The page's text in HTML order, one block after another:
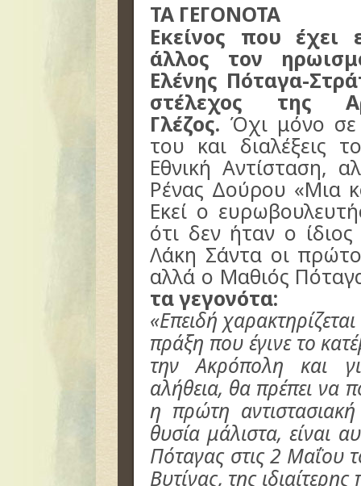
ΤΑ ΓΕΓΟΝΟΤΑ
Εκείνος που έχει
άλλος τον
Ελένης Πόταγα-
στέλεχος της
Γλέζος.Όχι μόνο σε
του και διαλέξεις
Εθνική Αντίσταση,
Ρένας Δούρου «Μια
Εκεί ο
ότι δεν ήταν ο
Λάκη Σάντα οι
αλλά ο Μαθιός
τα γεγονότα:
«Επειδή
πράξη που έγινε το
την Ακρόπολη και
αλήθεια, θα πρέπει να
η πρώτη
θυσία μάλιστα, είναι
Πόταγας στις 2 Μαΐου
Βυτίνας, της